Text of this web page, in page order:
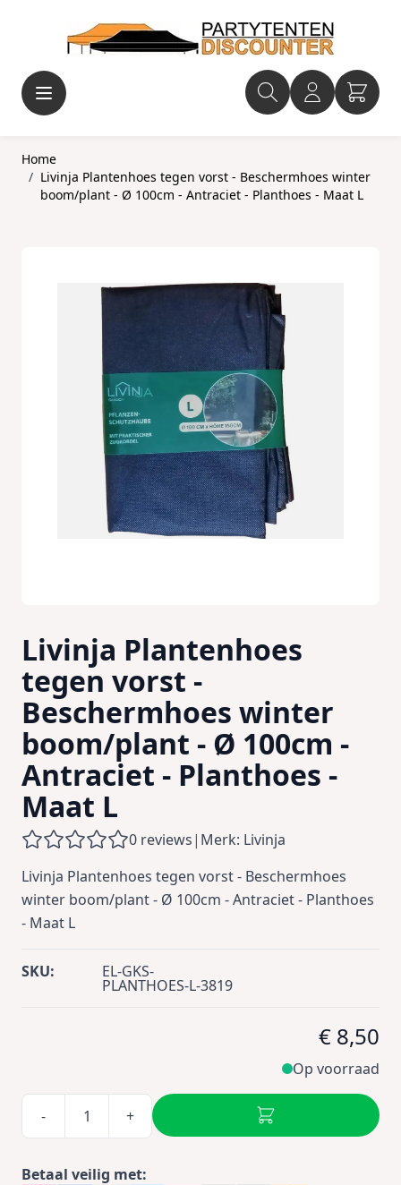
Home
/ Livinja Plantenhoes tegen vorst - Beschermhoes winter
boom/plant - Ø 100cm - Antraciet - Planthoes - Maat L
Livinja Plantenhoes
tegen vorst -
Beschermhoes winter
boom/plant - Ø 100cm -
Antraciet - Planthoes -
Maat L
0 reviews| Merk: Livinja
Livinja Plantenhoes tegen vorst - Beschermhoes
winter boom/plant - Ø 100cm - Antraciet - Planthoes
- Maat L
SKU: EL-GKS-
PLANTHOES-L-3819
€ 8,50
Op voorraad
- +
Betaal veilig met: